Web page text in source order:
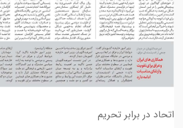
اتحاد در برابر تحریم